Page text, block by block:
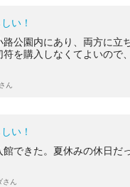
い！
路公園内にあり、両方に立
を購入しなくてよいので
ん
い！
館できた。夏休みの休日だ
ん